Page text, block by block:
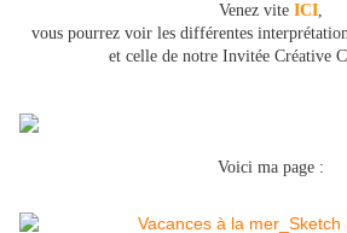
Venez vite ICI,
vous pourrez voir les différentes
et celle de notre Invitée Créative
Voici ma page :